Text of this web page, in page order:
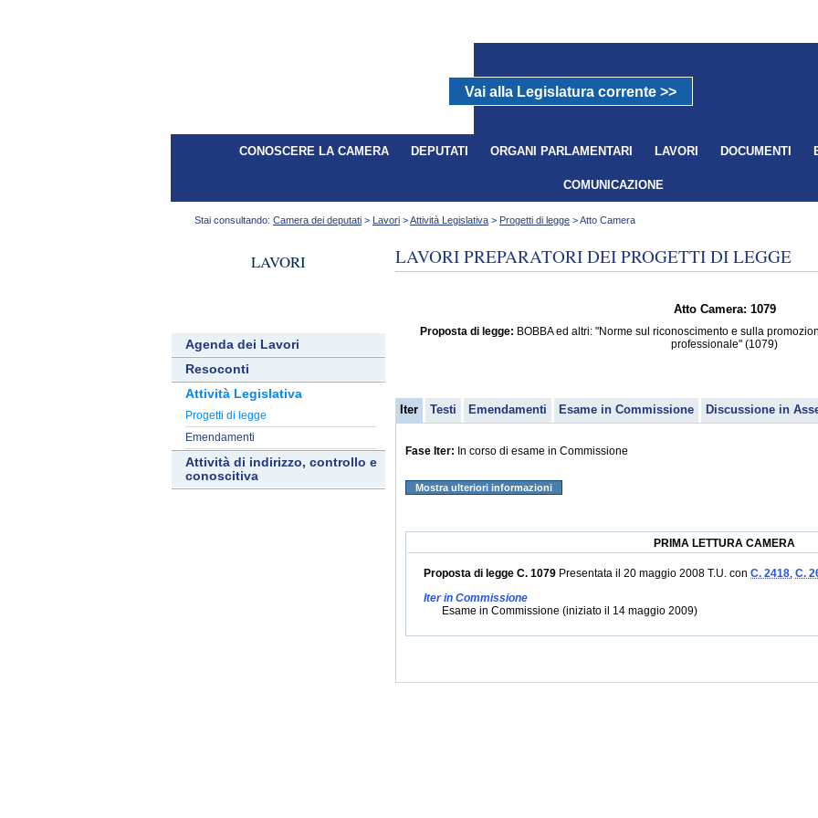
Vai alla Legislatura corrente >>
CONOSCERE LA CAMERA DEPUTATI ORGANI PARLAMENTARI LAVORI DOCUMENTI
COMUNICAZIONE
Stai consultando: Camera dei deputati > Lavori >Attività Legislativa > Progetti di legge > Atto Camera
LAVORI
Agenda dei Lavori
Resoconti
Attività Legislativa
Progetti di legge
Emendamenti
Attività di indirizzo, controllo e
conoscitiva
LAVORI PREPARATORI DEI PROGETTI DI LEGGE
Atto Camera: 1079
Proposta di legge: BOBBA ed altri: "Norme sul riconoscimento e sulla
professionale" (1079)
Iter Testi Emendamenti Esame in Commissione Discussione in
Fase Iter: In corso di esame in Commissione
Mostra ulteriori informazioni
PRIMA LETTURA CAMERA
Proposta di legge C. 1079 Presentata il 20 maggio 2008 T.U. con C. 2418, C.
Iter in Commissione
Esame in Commissione (iniziato il 14 maggio 2009)